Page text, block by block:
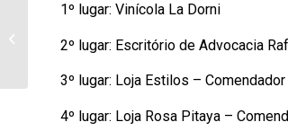
1º lugar: Vinícola La Dorni
2º lugar: Escritório de Advocacia
3º lugar: Loja Estilos –
4º lugar: Loja Rosa Pitaya –
Natal Solidário:
Promove Alegria para